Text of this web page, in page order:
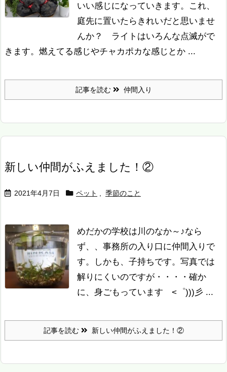
いい感じになっていきます。これ、
庭先に置いたらきれいだと思いませ
んか？ ライトはいろんな点滅がで
きます。燃えてる感じやチャカポカな感じとか ...
記事を読む 仲間入り
新しい仲間がふえました！②
2021年4月7日 ペット 季節のこと
めだかの学校は川のなか～♪なら
ず、、事務所の入り口に仲間入りで
す。
しかも、子持ちです。 写真では
解りにくいのですが・・・・ 確か
に、身ごもっています <゜)))彡 ...
記事を読む 新しい仲間がふえました！②